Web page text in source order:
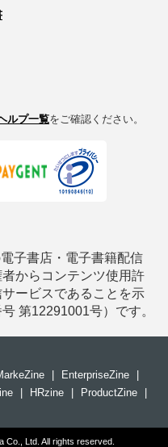
ルプ一覧をご確認ください。
子書店・電子書籍配信
からコンテンツ使用許
ービスであることを示
第12291001号）です。
| EnterpriseZine
|
| HRzine | ProductZine
|
Co., Ltd. All rights reserved.